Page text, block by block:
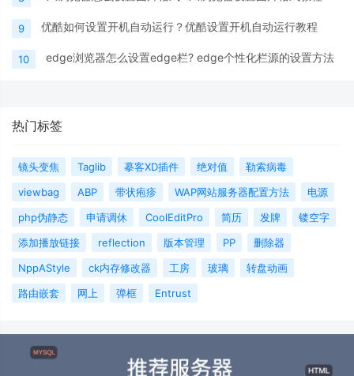
9 优酷如何设置开机自动运行？优酷设置开机自动运行教程
10 edge浏览器怎么设置edge栏? edge个性化栏源的设置方法
热门标签
镜头变焦 Taglib 摹客XD插件 绝对值
勒索病毒
viewbag
ABP 带状疱疹 WAP网站服务器配置方法
电源
php伪静态
申请调休 CoolEditPro 简历 发牌
镂空字
添加播放链接
reflection 版本管理 PP
删除器
NppAStyle
ck内存修改器 工房 玻璃
转盘动画
路由嵌套
网上 弹框 Entrust